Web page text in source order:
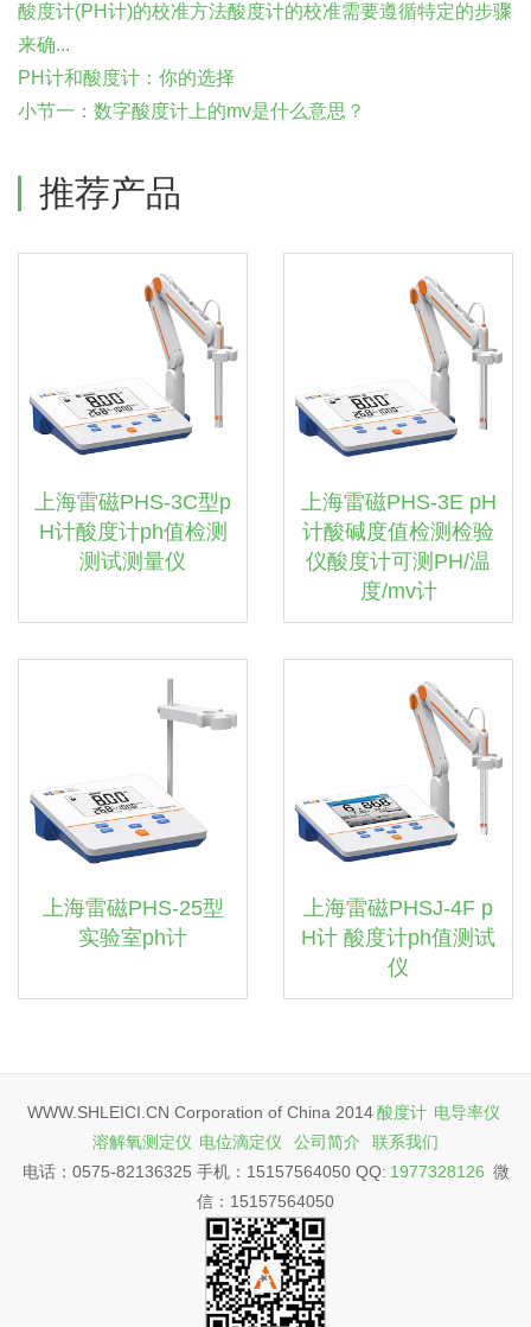
酸度计(PH计)的校准方法酸度计的校准需要遵循特定的步骤
来确...
PH计和酸度计：你的选择
小节一：数字酸度计上的mv是什么意思？
推荐产品
上海雷磁PHS-3C型p
H计酸度计ph值检测
测试测量仪
上海雷磁PHS-3E pH
计酸碱度值检测检验
仪酸度计可测PH/温
度/mv计
上海雷磁PHS-25型
实验室ph计
上海雷磁PHSJ-4F p
H计 酸度计ph值测试
仪
WWW.SHLEICI.CN Corporation of China 2014酸度计 电导率仪
溶解氧测定仪 电位滴定仪 公司简介
联系我们
电话：0575-82136325 手机：15157564050 QQ: 1977328126 微
信：15157564050